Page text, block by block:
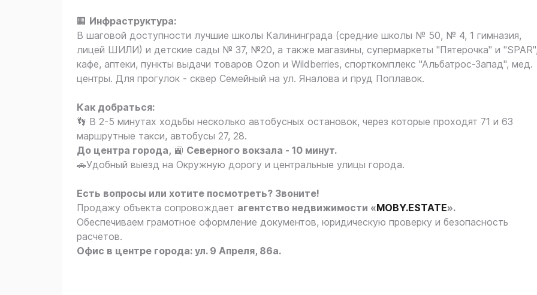
🏢 Инфраструктура:
В шаговой доступности лучшие школы Калининграда (средние школы № 50, № 4, 1 гимназия,
лицей ШИЛИ) и детские сады № 37, №20, а также магазины, супермаркеты "Пятерочка" и
кафе, аптеки, пункты выдачи товаров Оzon и Wildberries, спорткомплекс "Альбатрос-Запад", мед.
центры. Для прогулок - сквер Семейный на ул. Яналова и пруд Поплавок.
Как добраться:
👣 В 2-5 минутах ходьбы несколько автобусных остановок, через которые проходят 71 и 63
маршрутные такси, автобусы 27, 28.
До центра города, 🚉 Северного вокзала - 10 минут.
🚗Удобный выезд на Окружную дорогу и центральные улицы города.
Есть вопросы или хотите посмотреть? Звоните!
Продажу объекта сопровождает агентство недвижимости «MOBY.ESTATE».
Обеспечиваем грамотное оформление документов, юридическую проверку и безопасность
расчетов.
Офис в центре города: ул. 9 Апреля, 86а.